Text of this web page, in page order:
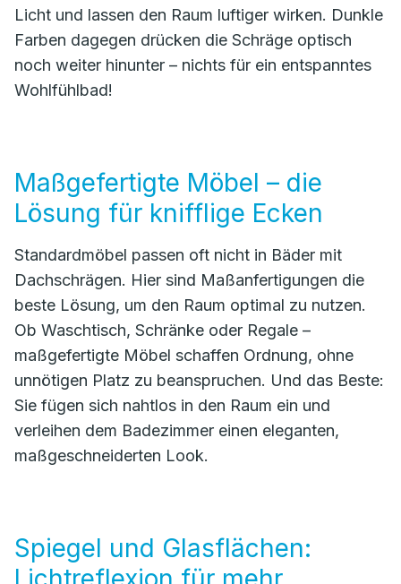
Licht und lassen den Raum luftiger wirken. Dunkle
Farben dagegen drücken die Schräge optisch
noch weiter hinunter – nichts für ein entspanntes
Wohlfühlbad!
Maßgefertigte Möbel – die
Lösung für knifflige Ecken
Standardmöbel passen oft nicht in Bäder mit
Dachschrägen. Hier sind Maßanfertigungen die
beste Lösung, um den Raum optimal zu nutzen.
Ob Waschtisch, Schränke oder Regale –
maßgefertigte Möbel schaffen Ordnung, ohne
unnötigen Platz zu beanspruchen. Und das Beste:
Sie fügen sich nahtlos in den Raum ein und
verleihen dem Badezimmer einen eleganten,
maßgeschneiderten Look.
Spiegel und Glasflächen: